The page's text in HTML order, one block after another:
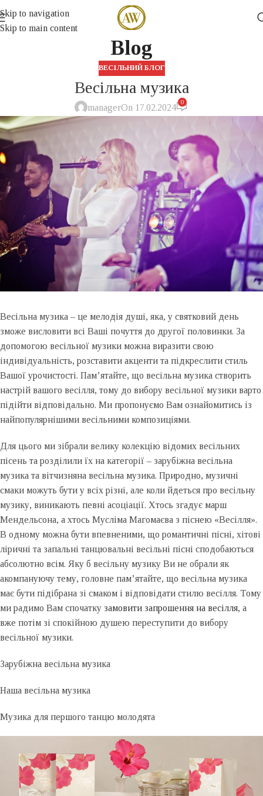
Skip to navigation
Skip to main content
Blog
ВЕСІЛЬНИЙ БЛОГ
Весільна музика
managerOn 17.02.2024
0
Весільна музика – це мелодія душі, яка, у святковий день
зможе висловити всі Ваші почуття до другої половинки. За
допомогою весільної музики можна виразити свою
індивідуальність, розставити акценти та підкреслити стиль
Вашої урочистості. Пам’ятайте, що весільна музика створить
настрій вашого весілля, тому до вибору весільної музики варто
підійти відповідально. Ми пропонуємо Вам ознайомитись із
найпопулярнішими весільними композиціями.
Для цього ми зібрали велику колекцію відомих весільних
пісень та розділили їх на категорії – зарубіжна весільна
музика та вітчизняна весільна музика. Природно, музичні
смаки можуть бути у всіх різні, але коли йдеться про весільну
музику, виникають певні асоціації. Хтось згадує марш
Мендельсона, а хтось Мусліма Магомаєва з піснею «Весілля».
В одному можна бути впевненими, що романтичні пісні, хітові
ліричні та запальні танцювальні весільні пісні сподобаються
абсолютно всім. Яку б весільну музику Ви не обрали як
акомпануючу тему, головне пам’ятайте, що весільна музика
має бути підібрана зі смаком і відповідати стилю весілля. Тому
ми радимо Вам спочатку замовити запрошення на весілля, а
вже потім зі спокійною душею переступити до вибору
весільної музики.
Зарубіжна весільна музика
Наша весільна музика
Музика для першого танцю молодята